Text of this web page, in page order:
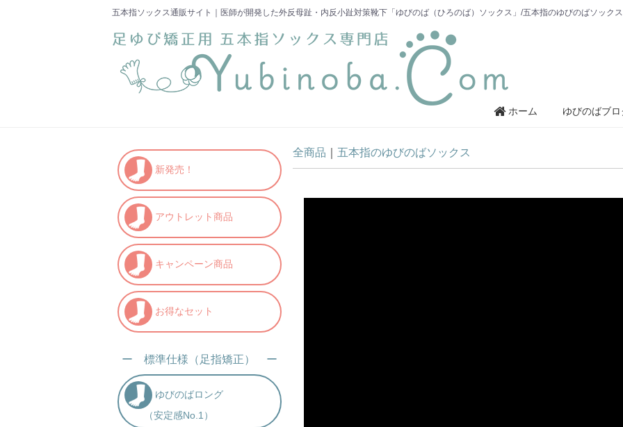
ホーム ゆびのばブロ
五本指ソックス通販サイト｜医師が開発した外反母趾・内反小趾対策靴下「ゆびのば（ひろのば）ソックス」/五本指のゆびのばソックス
全商品 五本指のゆびのばソックス
新発売！
アウトレット商品
キャンペーン商品
お得なセット
ー 標準仕様（足指矯正） ー
ゆびのばロング
（安定感No.1）